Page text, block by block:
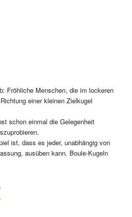
Fröhliche Menschen, die im lockeren
einer kleinen Zielkugel
schon einmal die Gelegenheit
ist, dass es jeder, unabhängig von
ausüben kann. Boule-Kugeln